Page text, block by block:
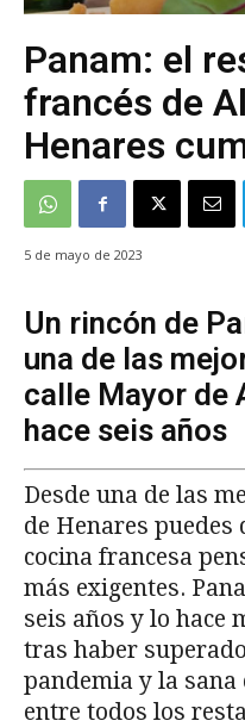
Panam: el
francés de
Henares
5 de mayo de 2023
Un rincón de
una de las
calle Mayor de
hace seis años
Desde una de las
de Henares
cocina francesa
más exigentes.
seis años y lo hace
tras haber
pandemia y la sana
entre todos los